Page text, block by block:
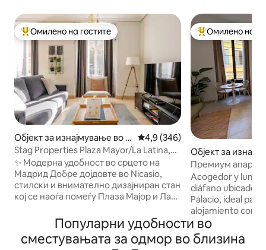
Меѓу најуспешните „Омилени на гостите“
Омилено на гостите
Објект за изнајмување во М
адрид
Просечна оцена: 4,9 од 5,
4,9 (346)
Stag Properties Plaza Mayor/La Latina,
стан...
✨ Модерна удобност во срцето на
Мадрид Добре дојдовте во Nicasio,
стилски и внимателно дизајниран стан
кој се наоѓа помеѓу Плаза Мајор и Ла
најживописните соседства во Мадрид.
Совршено за парови, деловни
патници и мали семејства, нуди сè што
Меѓу
Омилено на
Објект за
Мадрид
Премиум
изнајмување,
Acogedor y
diáfano ubicado
Palacio, ideal
alojamiento
completamente
estancia en Madrid. El
ofrece para
Популарни удобности во
сместувањата за одмор во близина